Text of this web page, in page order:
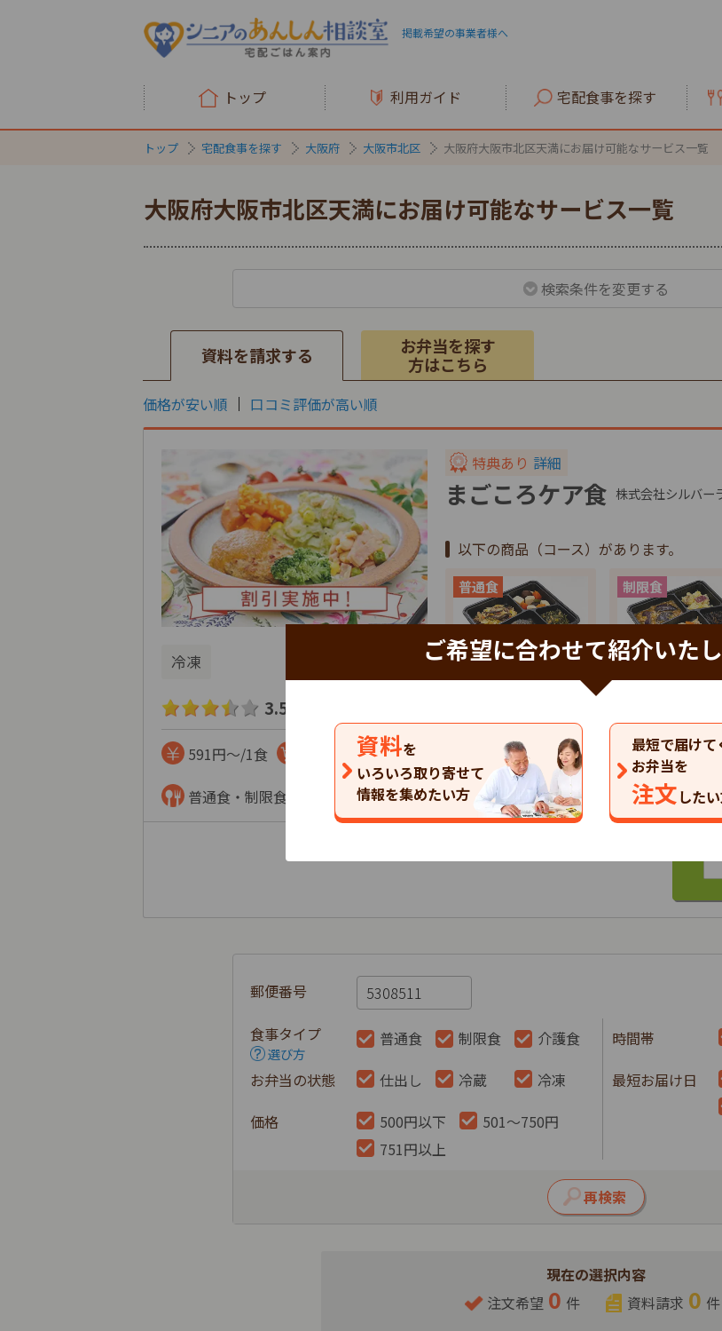
掲載希望の事業者様へ
トップ 利用ガイド 宅配食事を探す
トップ 宅配食事を探す 大阪府 大阪市北区 大阪府大阪市北区天満にお届け可能なサービス一覧
ご希望に合わせて紹介いた
資料を
いろいろ取り寄せて
情報を集めたい方
最短で届けて
お弁当を
注文した
大阪府大阪市北区天満にお届け可能なサービス一覧
検索条件を変更する
資料を請求する
お弁当を探す
方はこちら
価格が安い順 口コミ評価が高い順
特典あり 詳細
まごころケア食 株式会社シルバー
冷凍
3.5
591円～/1食
まとめて注文
普通食・制限食
以下の商品（コース）があります。
特典
円 税込
特典
4,137円
まごころケア食のお弁当の一覧を見る
現在の選択内容
注文希望 0 件 資料請求 0 件
郵便番号
食事タイプ
選び方
普通食 制限食
介護食
お弁当の状態
仕出し 冷蔵 冷凍
時間帯
価格 500円以下
501～750円
751円以上
最短お届け日